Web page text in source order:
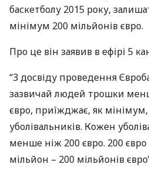
баскетболу 2015 року,
мінімум 200 мільйонів євро.
Про це він заявив в ефірі 5
“З досвіду проведення
зазвичай людей трошки
євро, приїжджає, як
уболівальників. Кожен
менше ніж 200 євро. 200
мільйон – 200 мільйонів